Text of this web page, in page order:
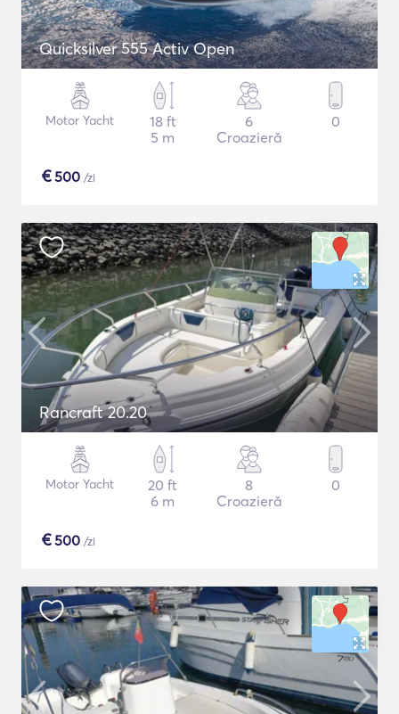
Quicksilver 555 Activ Open
Motor Yacht
18 ft
5 m
6
Croazieră
0
€500 /zi
Rancraft 20.20
Motor Yacht
20 ft
6 m
8
Croazieră
0
€500 /zi